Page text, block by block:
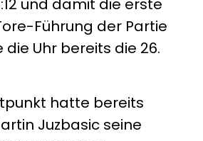
und damit die erste
Führung der Partie
die Uhr bereits die 26.
hatte bereits
Juzbasic seine